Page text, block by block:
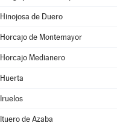
Hinojosa de Duero
Horcajo de Montemayor
Horcajo Medianero
Huerta
Iruelos
Ituero de Azaba